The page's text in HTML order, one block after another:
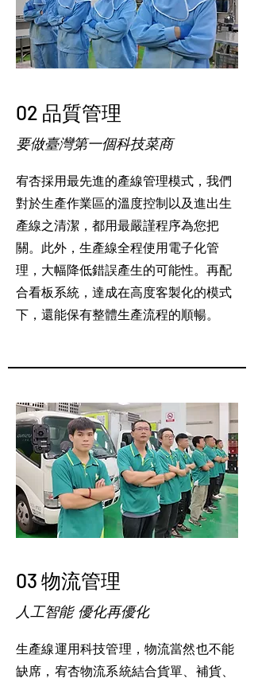
02 品質管理
要做臺灣第一個科技菜商
宥杏採用最先進的產線管理模式，我們
對於生產作業區的溫度控制以及進出生
產線之清潔，都用最嚴謹程序為您把
關。此外，生產線全程使用電子化管
理，大幅降低錯誤產生的可能性。再配
合看板系統，達成在高度客製化的模式
下，還能保有整體生產流程的順暢。
03 物流管理
人工智能 優化再優化
生產線運用科技管理，物流當然也不能
缺席，宥杏物流系統結合貨單、補貨、